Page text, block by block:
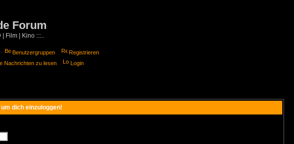
Forum
| Film | Kino :::..
Benutzergruppen
Registrieren
Nachrichten zu lesen Login
dich einzuloggen!